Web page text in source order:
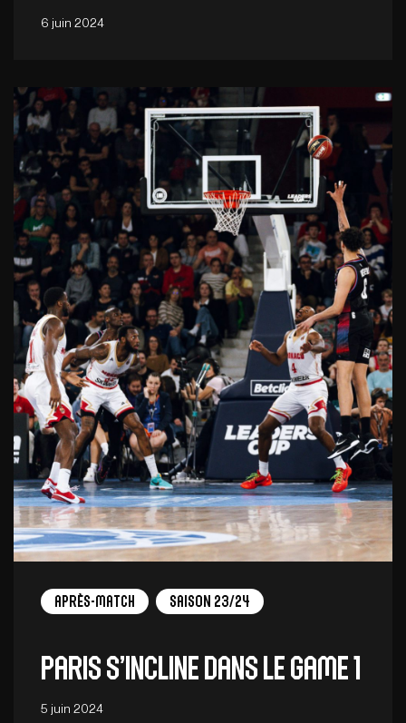
6 juin 2024
Après-match Saison 23/24
Paris s’incline dans le Game 1
5 juin 2024